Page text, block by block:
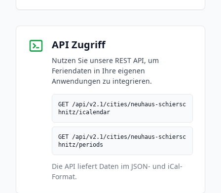
API Zugriff
Nutzen Sie unsere REST API, um
Feriendaten in Ihre eigenen
Anwendungen zu integrieren.
GET /api/v2.1/cities/neuhaus-schiersc
hnitz/icalendar
GET /api/v2.1/cities/neuhaus-schiersc
hnitz/periods
Die API liefert Daten im JSON- und iCal-
Format.